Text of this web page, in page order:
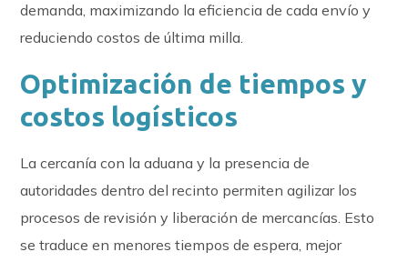
demanda, maximizando la eficiencia de cada envío y
reduciendo costos de última milla.
Optimización de tiempos y
costos logísticos
La cercanía con la aduana y la presencia de
autoridades dentro del recinto permiten agilizar los
procesos de revisión y liberación de mercancías. Esto
se traduce en menores tiempos de espera, mejor